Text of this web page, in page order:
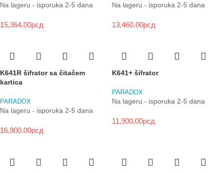
Na lageru - isporuka 2-5 dana
15,364.00рсд
Na lageru - isporuka 2-5 dana
13,460.00рсд
K641R šifrator sa čitačem
kartica
PARADOX
Na lageru - isporuka 2-5 dana
16,900.00рсд
K641+ šifrator
PARADOX
Na lageru - isporuka 2-5 dana
11,900.00рсд